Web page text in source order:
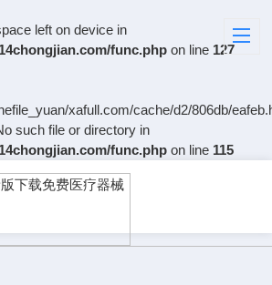
left on device in
func.php on line 127
xafull.com/cache/d2/806db/
such file or directory in
func.php on line 115